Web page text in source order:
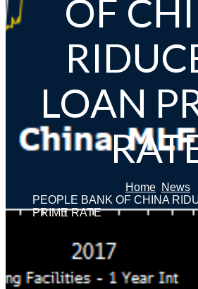
OF
LOAN
Home News
PEOPLE BANK OF CHINA
PRIME RATE